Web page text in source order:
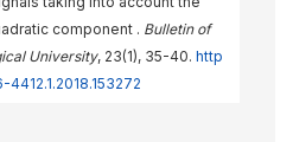
component . Bulletin of
University, 23(1), 35-40. http